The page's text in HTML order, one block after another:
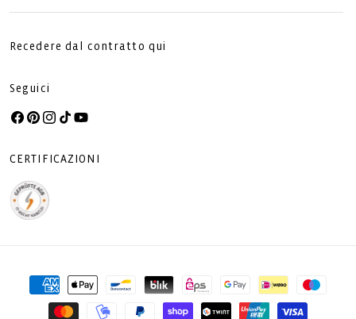
Recedere dal contratto qui
Seguici
Facebook
Pinterest
Instagram
TikTokYouTube
CERTIFICAZIONI
Metodi